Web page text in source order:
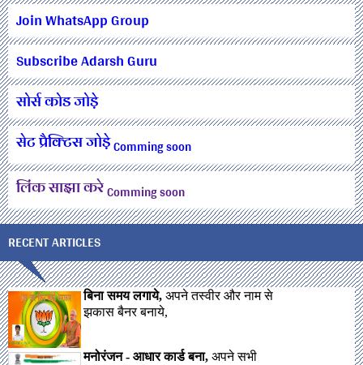
Join WhatsApp Group
Subscribe Adarsh Guru
सोर्स कोड जोड़े
सेट प्रैक्टिस जोड़ेComming soon
लिंक साझा करेComming soon
RECENT ARTICLES
बिना समय लगाये, अपने तस्वीर और नाम से
झकास बैनर बनाये,
मनोरंजन - आधार कार्ड बना, अपने सभी